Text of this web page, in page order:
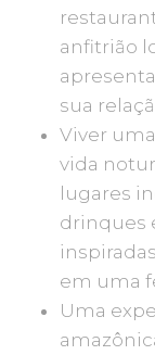
anfitrião
sua
Viver
vida
lugares
drinques
em uma
Uma